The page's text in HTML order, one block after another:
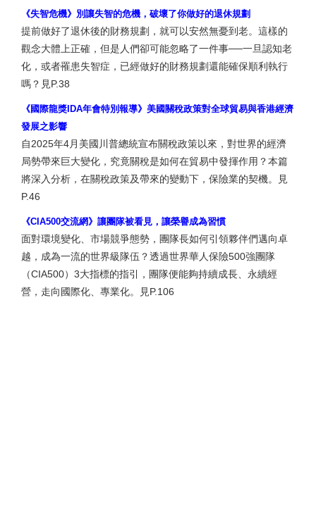
《失智危機》別讓失智的危機，破壞了你做好的退休規劃
提前做好了退休後的財務規劃，就可以安然無憂到老。這樣的
觀念大體上正確，但是人們卻可能忽略了一件事──一旦認知老
化，或者罹患失智症，已經做好的財務規劃還能確保順利執行
嗎？見P.38
《國際龍獎IDA年會特別報導》美國關稅政策對全球貿易與香港經濟
發展之影響
自2025年4月美國川普總統宣布關稅政策以來，對世界的經濟
局勢帶來巨大變化，究竟關稅是如何在貿易中發揮作用？本篇
將深入分析，在關稅政策及帶來的變動下，保險業的契機。見
P.46
《CIA500交流網》讓團隊被看見，讓榮譽成為習慣
面對環境變化、市場競爭態勢，團隊長如何引領夥伴們邁向卓
越，成為一流的世界級隊伍？透過世界華人保險500強團隊
（CIA500）3大指標的指引，團隊便能夠持續成長、永續經
營，走向國際化、專業化。見P.106